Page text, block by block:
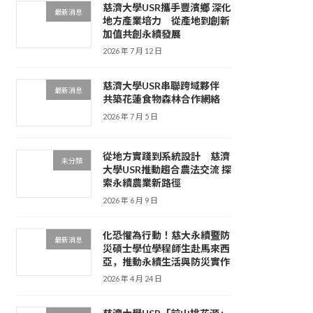
最新消息
慈濟大學USR攜手豐濱鄉 深化
地方產業培力 從產地到創新
加值共創永續發展
2026 年 7 月 12 日
最新消息
慈濟大學USR串聯跨域夥伴
共築花蓮食物森林合作網絡
2026 年 7 月 5 日
未分類
從地方實踐到系統設計 慈濟
大學USR推動趨合農法交流 探
索永續農業新路徑
2026 年 6 月 9 日
最新消息
化恐懼為行動！慈大永續暨防
災碩士學位學程師生赴馬來西
亞，推動永續生活與防災實作
2026 年 4 月 24 日